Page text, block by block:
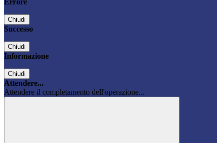
Errore
Chiudi
Successo
Chiudi
Informazione
Chiudi
Attendere...
Attendere il completamento dell'operazione...